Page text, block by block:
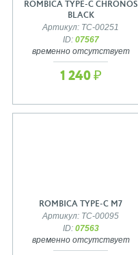
ROMBICA TYPE-C CHRONOS
BLACK
Артикул: TC-00251
ID: 07567
временно отсутствует
1 240 ₽
ROMBICA TYPE-C M7
Артикул: TC-00095
ID: 07563
временно отсутствует